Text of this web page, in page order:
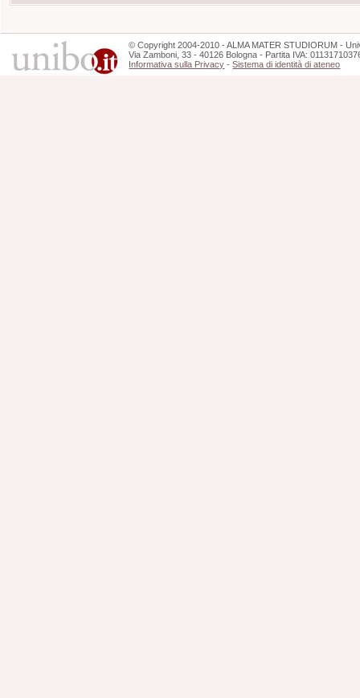
©Copyright 2004-2010 - ALMA MATER STUDIORUM -
Via Zamboni, 33 - 40126 Bologna - Partita IVA:
Informativa sulla Privacy -Sistema di identità di ateneo